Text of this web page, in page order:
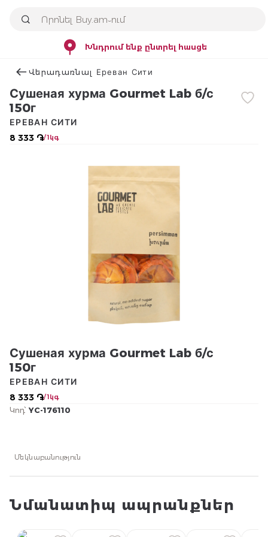
Խնդրում ենք ընտրել հասցե
Վերադառնալ Ереван Сити
Сушеная хурма Gourmet Lab б/с
150г
8 333 ֏/ 1կգ
ЕРЕВАН СИТИ
Сушеная хурма Gourmet Lab б/с
150г
8 333 ֏/ 1կգ
ЕРЕВАН СИТИ
Կոդ՝ YC-176110
Մեկնաբանություն
Նմանատիպ ապրանքներ